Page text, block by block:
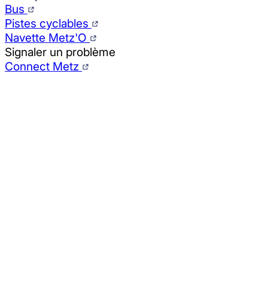
Bus
Pistes cyclables
Navette Metz'O
Signaler un problème
Connect Metz